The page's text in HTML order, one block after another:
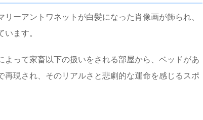
ーアントワネットが白髪になった肖像画が飾られ、
ます。
って家畜以下の扱いをされる部屋から、ベッドがあ
再現され、そのリアルさと悲劇的な運命を感じるスポ